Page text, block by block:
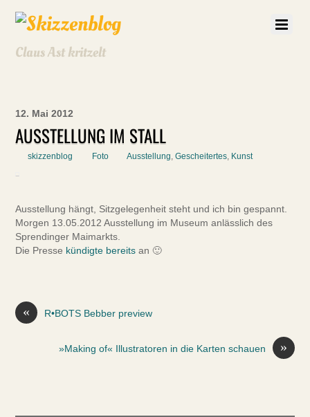
Claus Ast kritzelt
12. Mai 2012
AUSSTELLUNG IM STALL
skizzenblog Foto Ausstellung,Gescheitertes, Kunst
Ausstellung hängt, Sitzgelegenheit steht und ich bin gespannt.
Morgen 13.05.2012 Ausstellung im Museum anlässlich des
Sprendinger Maimarkts.
Die Presse kündigte bereits an 🙂
« R•BOTS Bebber preview
»
»Making of« Illustratoren in die Karten schauen